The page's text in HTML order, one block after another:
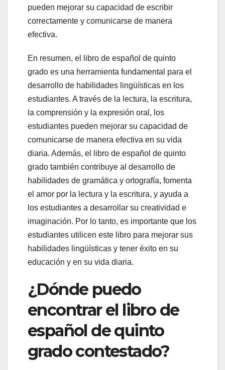
pueden mejorar su capacidad de escribir
correctamente y comunicarse de manera
efectiva.
En resumen, el libro de español de quinto
grado es una herramienta fundamental para el
desarrollo de habilidades lingüísticas en los
estudiantes. A través de la lectura, la escritura,
la comprensión y la expresión oral, los
estudiantes pueden mejorar su capacidad de
comunicarse de manera efectiva en su vida
diaria. Además, el libro de español de quinto
grado también contribuye al desarrollo de
habilidades de gramática y ortografía, fomenta
el amor por la lectura y la escritura, y ayuda a
los estudiantes a desarrollar su creatividad e
imaginación. Por lo tanto, es importante que los
estudiantes utilicen este libro para mejorar sus
habilidades lingüísticas y tener éxito en su
educación y en su vida diaria.
¿Dónde puedo
encontrar el libro de
español de quinto
grado contestado?